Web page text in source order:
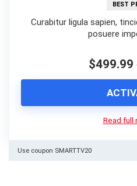
BEST
Curabitur ligula sapien,
posuere
$499.99
Read full
Use coupon SMARTTV20